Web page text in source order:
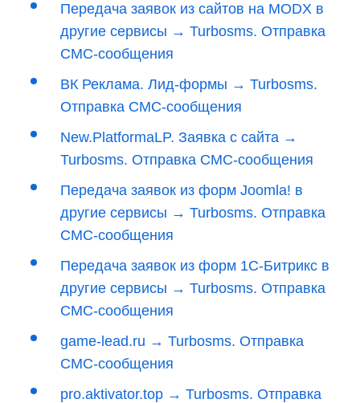
Передача заявок из сайтов на MODX в
другие сервисы → Turbosms. Отправка
СМС-сообщения
ВК Реклама. Лид-формы → Turbosms.
Отправка СМС-сообщения
New.PlatformaLP. Заявка с сайта →
Turbosms. Отправка СМС-сообщения
Передача заявок из форм Joomla! в
другие сервисы → Turbosms. Отправка
СМС-сообщения
Передача заявок из форм 1С-Битрикс в
другие сервисы → Turbosms. Отправка
СМС-сообщения
game-lead.ru → Turbosms. Отправка
СМС-сообщения
pro.aktivator.top → Turbosms. Отправка